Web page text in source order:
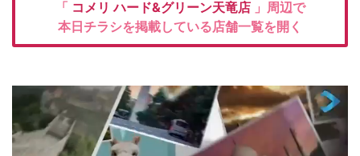
「 コメリハード&グリーン天竜店 」周辺で
本日チラシを掲載している店舗一覧を開く